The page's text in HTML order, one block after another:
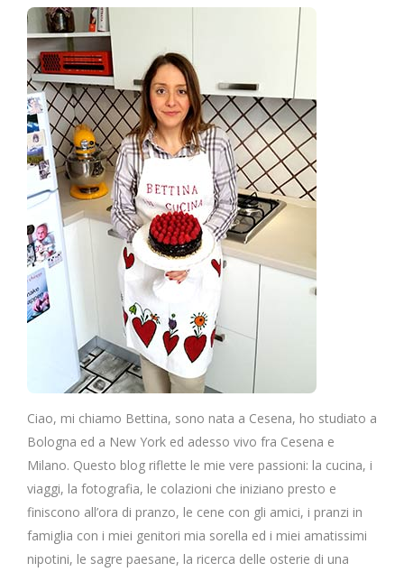
Ciao, mi chiamo Bettina, sono nata a Cesena, ho studiato a
Bologna ed a New York ed adesso vivo fra Cesena e
Milano. Questo blog riflette le mie vere passioni: la cucina, i
viaggi, la fotografia, le colazioni che iniziano presto e
finiscono all’ora di pranzo, le cene con gli amici, i pranzi in
famiglia con i miei genitori mia sorella ed i miei amatissimi
nipotini, le sagre paesane, la ricerca delle osterie di una